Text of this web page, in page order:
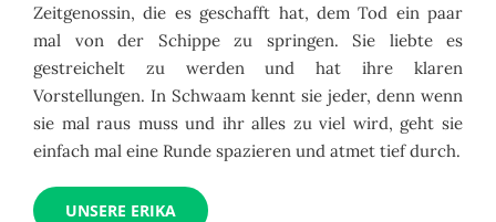
Zeitgenossin, die es geschafft hat, dem Tod ein paar
mal von der Schippe zu springen. Sie liebte es
gestreichelt zu werden und hat ihre klaren
Vorstellungen. In Schwaam kennt sie jeder, denn wenn
sie mal raus muss und ihr alles zu viel wird, geht sie
einfach mal eine Runde spazieren und atmet tief durch.
UNSERE ERIKA